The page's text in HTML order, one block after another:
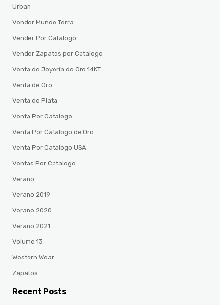
Urban
Vender Mundo Terra
Vender Por Catalogo
Vender Zapatos por Catalogo
Venta de Joyería de Oro 14KT
Venta de Oro
Venta de Plata
Venta Por Catalogo
Venta Por Catalogo de Oro
Venta Por Catalogo USA
Ventas Por Catalogo
Verano
Verano 2019
Verano 2020
Verano 2021
Volume 13
Western Wear
Zapatos
Recent Posts